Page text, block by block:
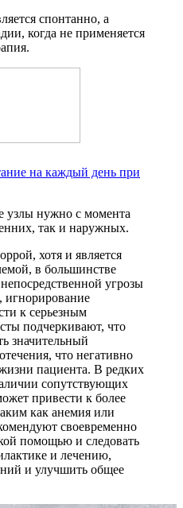
спонтанно, а
когда не применяется
на каждый день при
узлы нужно с момента
так и наружных.
хотя и является
в большинстве
угрозы
игнорирование
к серьезным
подчеркивают, что
значительный
что негативно
жизни пациента. В редких
сопутствующих
привести к более
как анемия или
своевременно
помощью и следовать
и лечению,
и улучшить общее